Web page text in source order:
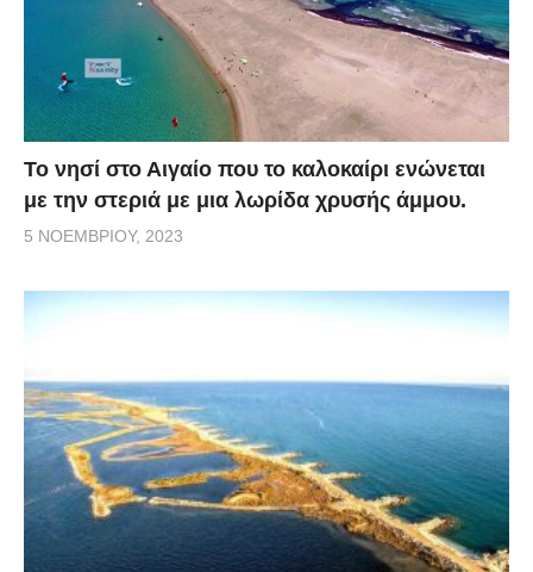
Το νησί στο Αιγαίο που το καλοκαίρι ενώνεται
με την στεριά με μια λωρίδα χρυσής άμμου.
5 ΝΟΕΜΒΡΊΟΥ, 2023